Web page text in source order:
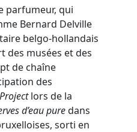
parfumeur, qui
Bernard Delville
belgo-hollandais
des musées et des
de chaîne
des
lors de la
d’eau puredans
sorti en